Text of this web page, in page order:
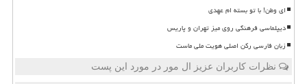
ای وطن! با تو بسته ام عهدی
دیپلماسی فرهنگی روی میز تهران و پاریس
زبان فارسی رکن اصلی هویت ملی ماست
نظرات کاربران عزیز ال مور در مورد این پست